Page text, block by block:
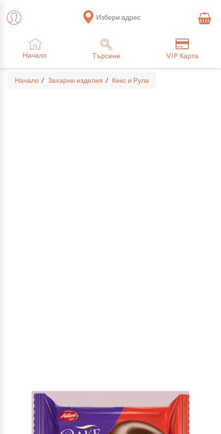
Избери адрес
Начало Търсене VIP Карта
Начало Захарни изделия Кекс и Рула